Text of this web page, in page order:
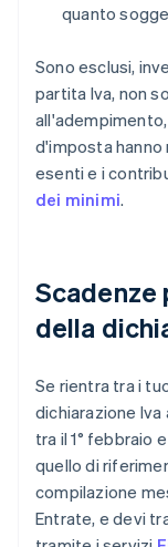
quanto
Sono esclusi,
partita Iva, non
d'imposta
esenti e i
dei minimi.
Scadenze
della
Se rientra tra i
dichiarazione
tra il 1° febbraio
quello di
compilazione
Entrate, e devi